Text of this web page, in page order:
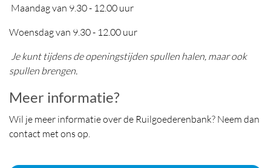
Maandag van 9.30 - 12.00 uur
Woensdag van 9.30 - 12.00 uur
Je kunt tijdens de openingstijden spullen halen, maar ook
spullen brengen.
Meer informatie?
Wil je meer informatie over de Ruilgoederenbank? Neem dan
contact met ons op.